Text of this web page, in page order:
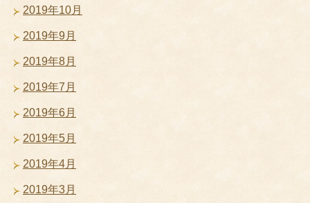
2019年10月
2019年9月
2019年8月
2019年7月
2019年6月
2019年5月
2019年4月
2019年3月